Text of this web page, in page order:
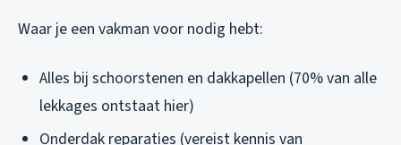
Waar je een vakman voor nodig hebt:
Alles bij schoorstenen en dakkapellen (70% van alle
lekkages ontstaat hier)
Onderdak reparaties (vereist kennis van